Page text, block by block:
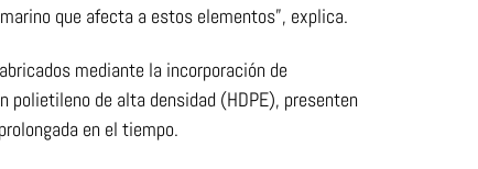
que afecta a estos elementos”, explica.
mediante la incorporación de
polietileno de alta densidad (HDPE), presenten
en el tiempo.